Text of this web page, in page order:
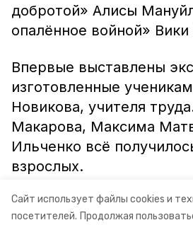
Сайт использует файлы cookies и
посетителей. Продолжая
добротой» Алисы
опалённое войной»
Впервые выставлены
изготовленные
Новикова, учителя
Макарова, Максима
Ильченко всё
взрослых.
Т. НИКОЛАЕВА.